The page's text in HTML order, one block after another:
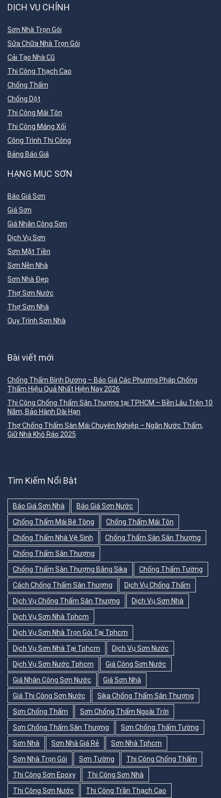
DỊCH VỤ CHÍNH
Sơn Nhà Trọn Gói
Sửa Chữa Nhà Trọn Gói
Cải Tạo Nhà Cũ
Thi Công Thạch Cao
Chống Thấm
Chống Dột
Thi Công Mái Tôn
Thi Công Máng Xối
Công Trình Thi Công
Bảng Báo Giá
HẠNG MỤC SƠN
Báo Giá Sơn
Giá Sơn
Giá Nhân Công Sơn
Dịch Vụ Sơn
Sơn Mặt Tiền
Sơn Nền Nhà
Sơn Nhà Đẹp
Thợ Sơn Nước
Thợ Sơn Nhà
Quy Trình Sơn Nhà
Bài viết mới
Chống Thấm Bình Dương – Báo Giá Các Phương Pháp Chống
Thấm Hiệu Quả Nhất Hiện Nay 2026
Thi Công Chống Thấm Sân Thượng tại TPHCM – Bền Lâu Trên 10
Năm, Bảo Hành Dài Hạn
Thợ Chống Thấm Sàn Mái Chuyên Nghiệp – Ngăn Nước Thấm,
Giữ Nhà Khô Ráo 2025
Tìm Kiếm Nổi Bật
Báo Giá Sơn Nhà
Báo Giá Sơn Nước
Chống Thấm Mái Bê Tông
Chống Thấm Mái Tôn
Chống Thấm Nhà Vệ Sinh
Chống Thấm Sàn Sân Thượng
Chống Thấm Sân Thượng
Chống Thấm Sân Thượng Bằng Sika
Chống Thấm Tường
Cách Chống Thấm Sân Thượng
Dịch Vụ Chống Thấm
Dịch Vụ Chống Thấm Sân Thượng
Dịch Vụ Sơn Nhà
Dịch Vụ Sơn Nhà Tphcm
Dịch Vụ Sơn Nhà Trọn Gói Tại Tphcm
Dịch Vụ Sơn Nhà Tại Tphcm
Dịch Vụ Sơn Nước
Dịch Vụ Sơn Nước Tphcm
Giá Công Sơn Nước
Giá Nhân Công Sơn Nước
Giá Sơn Nhà
Giá Thi Công Sơn Nước
Sika Chống Thấm Sân Thượng
Sơn Chống Thấm
Sơn Chống Thấm Ngoài Trời
Sơn Chống Thấm Sân Thượng
Sơn Chống Thấm Tường
Sơn Nhà
Sơn Nhà Giá Rẻ
Sơn Nhà Tphcm
Sơn Nhà Trọn Gói
Sơn Tường
Thi Công Chống Thấm
Thi Công Sơn Epoxy
Thi Công Sơn Nhà
Thi Công Sơn Nước
Thi Công Trần Thạch Cao